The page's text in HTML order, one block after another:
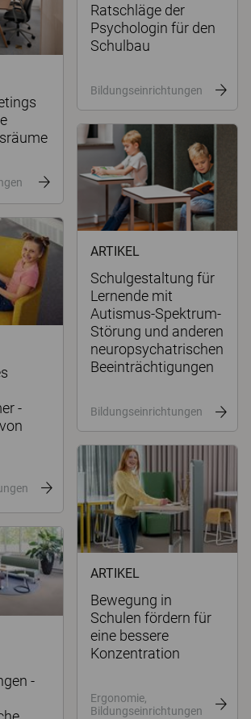
Ratschläge der
Psychologin für den
Schulbau
Bildungseinrichtungen
ARTIKEL
Schulgestaltung für
Lernende mit
Autismus-Spektrum-
Störung und anderen
neuropsychatrischen
Beeinträchtigungen
Bildungseinrichtungen
-
ARTIKEL
Bewegung in
Schulen fördern für
eine bessere
Konzentration
Ergonomie,
Bildungseinrichtungen
-